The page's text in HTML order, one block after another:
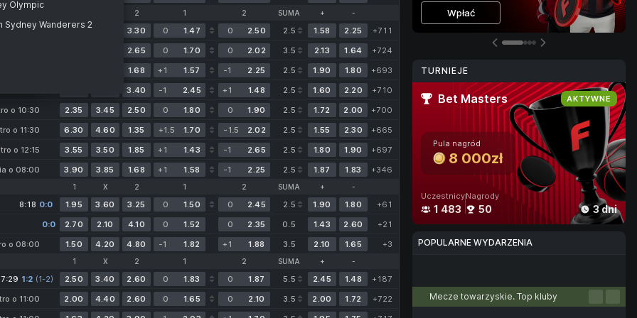
2 1 2 SUMA + -
o 08:30 1.87 3.30 0 1.47 0 2.50 2.5 1.58 2.25
+711
2.65 0 1.70 0 2.02 3.5 2.13 1.64
+724
o 10:00 1.68 +1 1.57 -1 2.25 2.5 1.90 1.80
+693
3.40 -1 2.45 +1 1.48 2.5 1.60 2.20
+710
o 10:30 2.35 3.45 2.50 0 1.80 0 1.90 2.5 1.72 2.00
+700
o 11:30 6.30 4.60 1.35 +1.5 1.70 -1.5 2.02 2.5 1.55 2.30
+665
o 12:15 3.55 3.50 1.85 +1 1.43 -1 2.65 2.5 1.80 1.90
+697
o 08:00 3.90 3.85 1.68 +1 1.58 -1 2.25 2.5 1.87 1.83 +346
1 X 2 1 2 SUMA + -
8:18 0:0 1.95 3.60 3.25 0 1.50 0 2.45 2.5 1.90 1.80
+61
0:0 2.70 2.10 4.10 0 1.52 0 2.35 0.5 1.43 2.60
+21
o 08:00 1.50 4.20 4.80 -1 1.82 +1 1.88 3.5 2.10 1.65 +3
1 X 2 1 2 SUMA + -
1:2 (1-2)
(1-2) 2.50 3.40 2.60 0 1.83 0 1.87 5.5 2.45 1.48
+187
o 11:00 2.00 4.40 2.60 0 1.65 0 2.10 3.5 2.00 1.72
+722
Wpłać
Graj
Więcej informacji
Dołącz
TURNIEJE
AKTYWNE
Bet Masters
Pula nagród
8 000zł
Uczestnicy
1 483
Nagrody
50 3 dni
POPULARNE WYDARZENIA
Mecze towarzyskie. Top kluby
Olympic
Sydney Wanderers 2
LEAGUE-2